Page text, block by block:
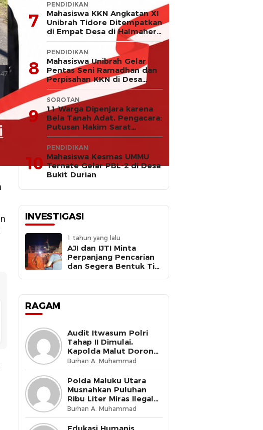
7
PENDIDIKAN
Mahasiswa KKN Angkatan XI
Unibrah Tidore Ditempatkan
di Empat Desa di Halmahera
Timur
8
PENDIDIKAN
Mahasiswa Unibrah Gelar
Pentas Seni Ramadhan dan
Perpisahan KKN di Desa
Akejawi
9
SOROTAN
11 Warga Dipenjara karena
Bela Tanah Adat, Pengacara:
Putusan Hakim Sarat
Kejanggalan dan Abaikan
Keadilan
10
PENDIDIKAN
Mahasiswa Kesmas UMMU
Ternate Gelar PBL-2 di Desa
Bukit Durian
INVESTIGASI
1 tahun yang lalu
AJI dan IJTI Minta
Perpanjang Pencarian
dan Segera Bentuk Tim
RAGAM
Audit Itwasum Polri
Tahap II Dimulai,
Kapolda Malut Dorong
Peningkatan Tata
Kelola Organisasi yang
Presisi
Burhan A. Muhammad
Polda Maluku Utara
Musnahkan Puluhan
Ribu Liter Miras Ilegal
dan Bongkar Jaringan
Peredaran Senjata Api
Lintas Negara
Burhan A. Muhammad